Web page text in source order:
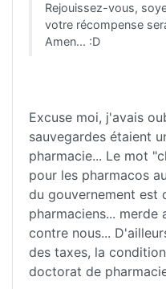
Rejouissez-vous,
votre récompense
Amen... :D
Excuse moi, j'avais
sauvegardes étaient
pharmacie... Le mot
pour les pharmacos
du gouvernement est
pharmaciens...
contre nous...
des taxes, la
doctorat de